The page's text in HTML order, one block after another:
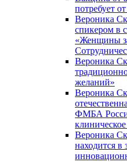
потребует
Вероника
спикером в
«Женщины
Вероника
желаний»
Вероника
ФМБА
Вероника
находится в